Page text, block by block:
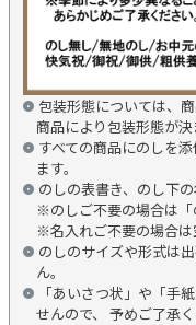
包装形態については、
商品により包装形態が決
すべての商品にのしを
ます。
のしの表書き、のし下
※のしご不要の場合は「
※名入れご不要の場合は
のしのサイズや形式は
ん。
「あいさつ状」や「手
せんので、 予めご了承く